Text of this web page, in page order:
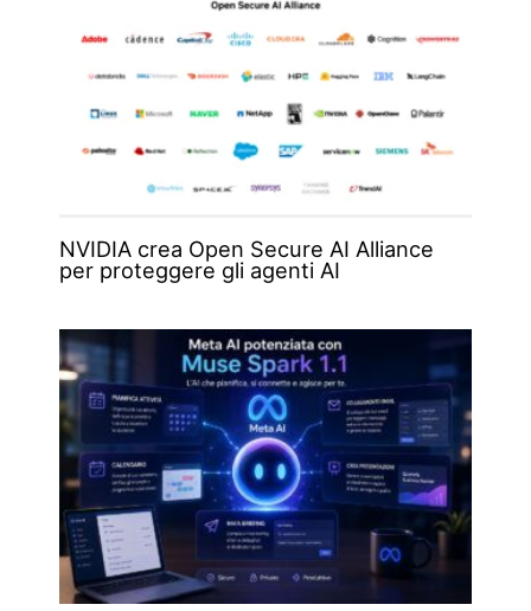
NVIDIA crea Open Secure AI Alliance
per proteggere gli agenti AI